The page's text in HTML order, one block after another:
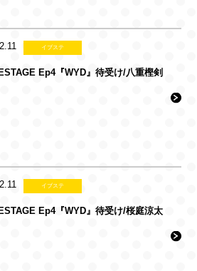
イブステ
Ep4『WYD』待受け/八重樫剣
イブステ
Ep4『WYD』待受け/桜庭涼太